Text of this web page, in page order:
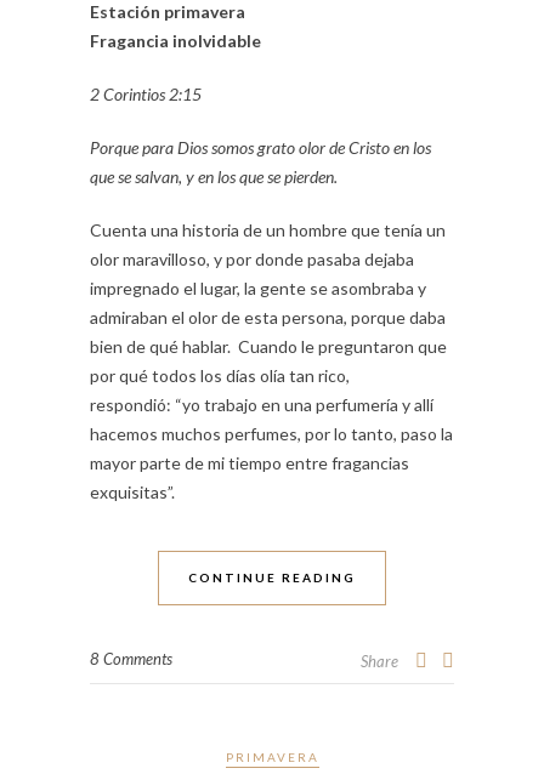
Estación primavera
Fragancia inolvidable
2 Corintios 2:15
Porque para Dios somos grato olor de Cristo en los
que se salvan, y en los que se pierden.
Cuenta una historia de un hombre que tenía un
olor maravilloso, y por donde pasaba dejaba
impregnado el lugar, la gente se asombraba y
admiraban el olor de esta persona, porque daba
bien de qué hablar. Cuando le preguntaron que
por qué todos los días olía tan rico,
respondió: “yo trabajo en una perfumería y allí
hacemos muchos perfumes, por lo tanto, paso la
mayor parte de mi tiempo entre fragancias
exquisitas”.
CONTINUE READING
8 Comments Share
PRIMAVERA